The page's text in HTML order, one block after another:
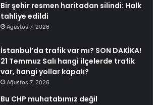
Bir şehir resmen haritadan silindi: Halk
tahliye edildi
Ağustos 7, 2026
İstanbul’da trafik var mı? SON DAKİKA!
21 Temmuz Salı hangi ilçelerde trafik
var, hangi yollar kapalı?
Ağustos 7, 2026
Bu CHP muhatabımız değil